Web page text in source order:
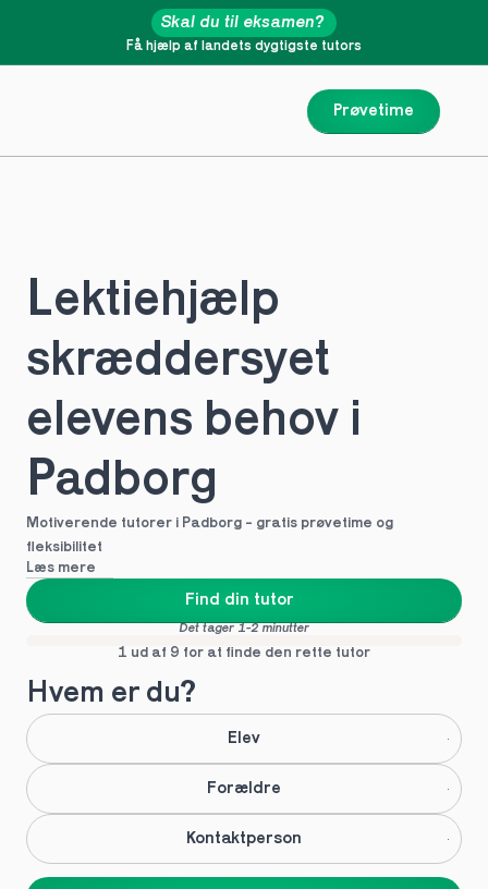
Prøvetime
Få hjælp af landets dygtigste tutors
Skal du til eksamen?
Lektiehjælp
skræddersyet
elevens behov i
Padborg
Motiverende tutorer i Padborg - gratis prøvetime og
fleksibilitet
Læs mere
Find din tutor
Det tager 1-2 minutter
1 ud af 9 for at finde den rette tutor
Hvem er du?
Elev
Forældre
Kontaktperson